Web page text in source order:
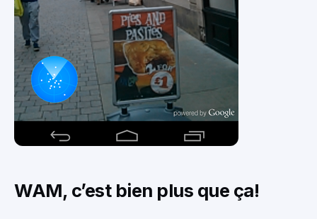
WAM, c’est bien plus que ça!